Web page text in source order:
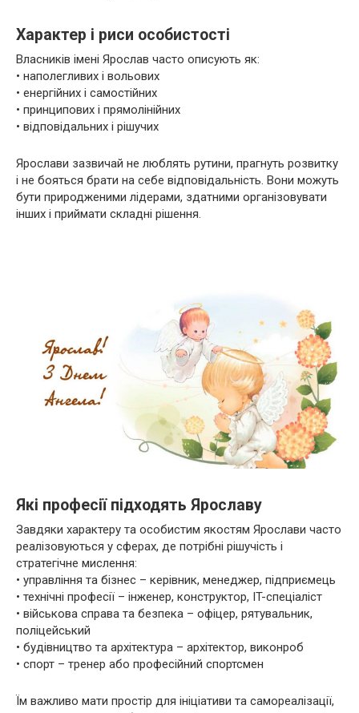
Характер і риси особистості
Власників імені Ярослав часто описують як:
• наполегливих і вольових
• енергійних і самостійних
• принципових і прямолінійних
• відповідальних і рішучих
Ярослави зазвичай не люблять рутини, прагнуть розвитку
і не бояться брати на себе відповідальність. Вони можуть
бути природженими лідерами, здатними організовувати
інших і приймати складні рішення.
Які професії підходять Ярославу
Завдяки характеру та особистим якостям Ярослави часто
реалізовуються у сферах, де потрібні рішучість і
стратегічне мислення:
• управління та бізнес – керівник, менеджер, підприємець
• технічні професії – інженер, конструктор, IT-спеціаліст
• військова справа та безпека – офіцер, рятувальник,
поліцейський
• будівництво та архітектура – архітектор, виконроб
• спорт – тренер або професійний спортсмен
Їм важливо мати простір для ініціативи та самореалізації,